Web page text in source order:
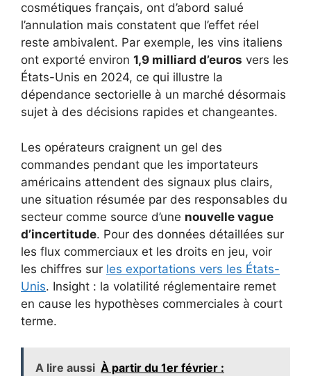
cosmétiques français, ont d’abord salué
l’annulation mais constatent que l’effet réel
reste ambivalent. Par exemple, les vins italiens
ont exporté environ 1,9 milliard d’euros vers les
États-Unis en 2024, ce qui illustre la
dépendance sectorielle à un marché désormais
sujet à des décisions rapides et changeantes.
Les opérateurs craignent un gel des
commandes pendant que les importateurs
américains attendent des signaux plus clairs,
une situation résumée par des responsables du
secteur comme source d’une nouvelle vague
d’incertitude. Pour des données détaillées sur
les flux commerciaux et les droits en jeu, voir
les chiffres sur les exportations vers les États-
Unis. Insight : la volatilité réglementaire remet
en cause les hypothèses commerciales à court
terme.
A lire aussi À partir du 1er février :